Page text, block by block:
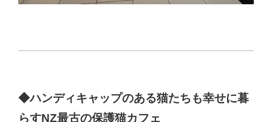
◆ハンディキャップのある猫たちも幸せに暮
らすNZ最古の保護猫カフェ